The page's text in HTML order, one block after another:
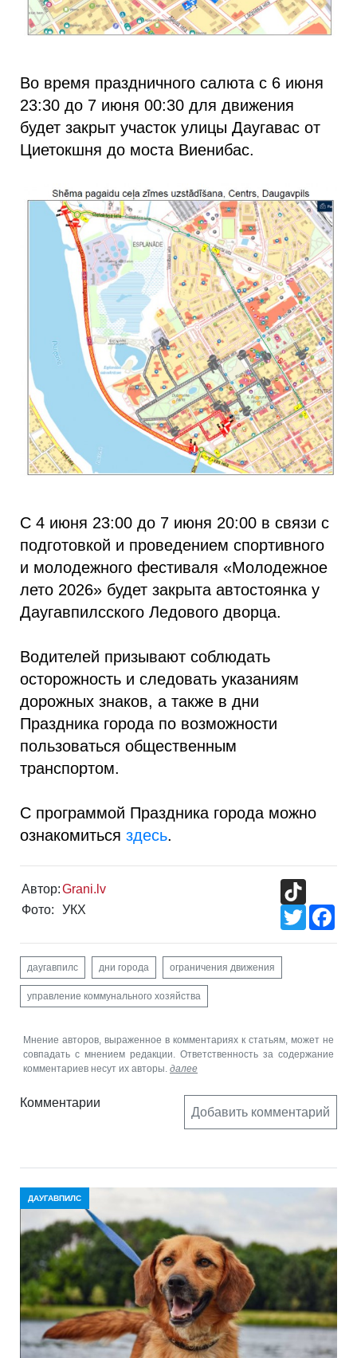
Во время праздничного салюта с 6 июня
23:30 до 7 июня 00:30 для движения
будет закрыт участок улицы Даугавас от
Циетокшня до моста Виенибас.
С 4 июня 23:00 до 7 июня 20:00 в связи с
подготовкой и проведением спортивного
и молодежного фестиваля «Молодежное
лето 2026» будет закрыта автостоянка у
Даугавпилсского Ледового дворца.
Водителей призывают соблюдать
осторожность и следовать указаниям
дорожных знаков, а также в дни
Праздника города по возможности
пользоваться общественным
транспортом.
С программой Праздника города можно
ознакомиться здесь.
Автор:Grani.lv
Фото:
УКХ
Twitter
даугавпилс дни города ограничения движения
управление коммунального хозяйства
Мнение авторов, выраженное в комментариях к статьям, может не
совпадать с мнением редакции. Ответственность за содержание
комментариев несут их авторы. далее
Комментарии
Добавить комментарий
ДАУГАВПИЛС